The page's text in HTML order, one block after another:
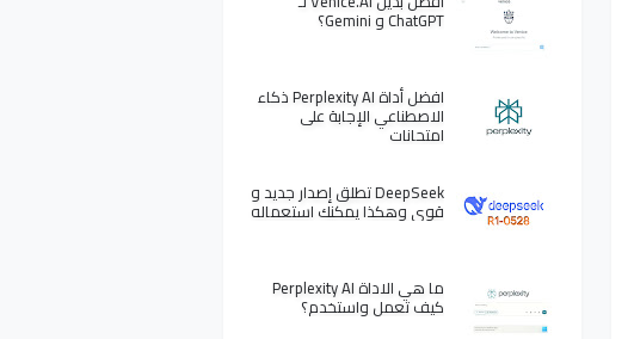
ChatGPT و Gemini؟
افضل أداة Perplexity AI ذكاء
الاصطناعي الإجابة على
امتحانات
DeepSeek تطلق إصدار جديد و
قوي وهكذا يمكنك استعماله
ما هي الاداة Perplexity AI
كيف تعمل واستخدم؟